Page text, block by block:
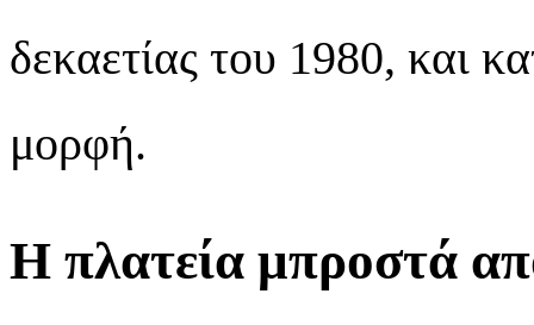
δεκαετίας του 1980, και
μορφή.
Η πλατεία μπροστά